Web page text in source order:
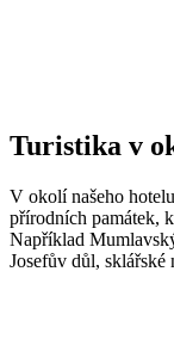
Turistika v
V okolí našeho
přírodních památek,
Například
Josefův důl,